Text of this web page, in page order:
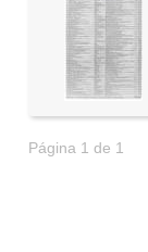
Página 1 de 1